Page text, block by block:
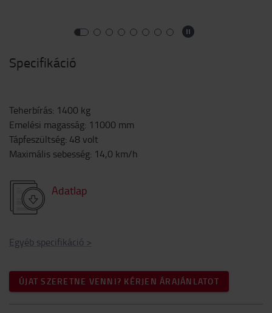
Specifikáció
Teherbírás: 1400 kg
Emelési magasság: 11000 mm
Tápfeszültség: 48 volt
Maximális sebesség: 14,0 km/h
Adatlap
Egyéb specifikáció >
ÚJAT SZERETNE VENNI? KÉRJEN ÁRAJÁNLATOT